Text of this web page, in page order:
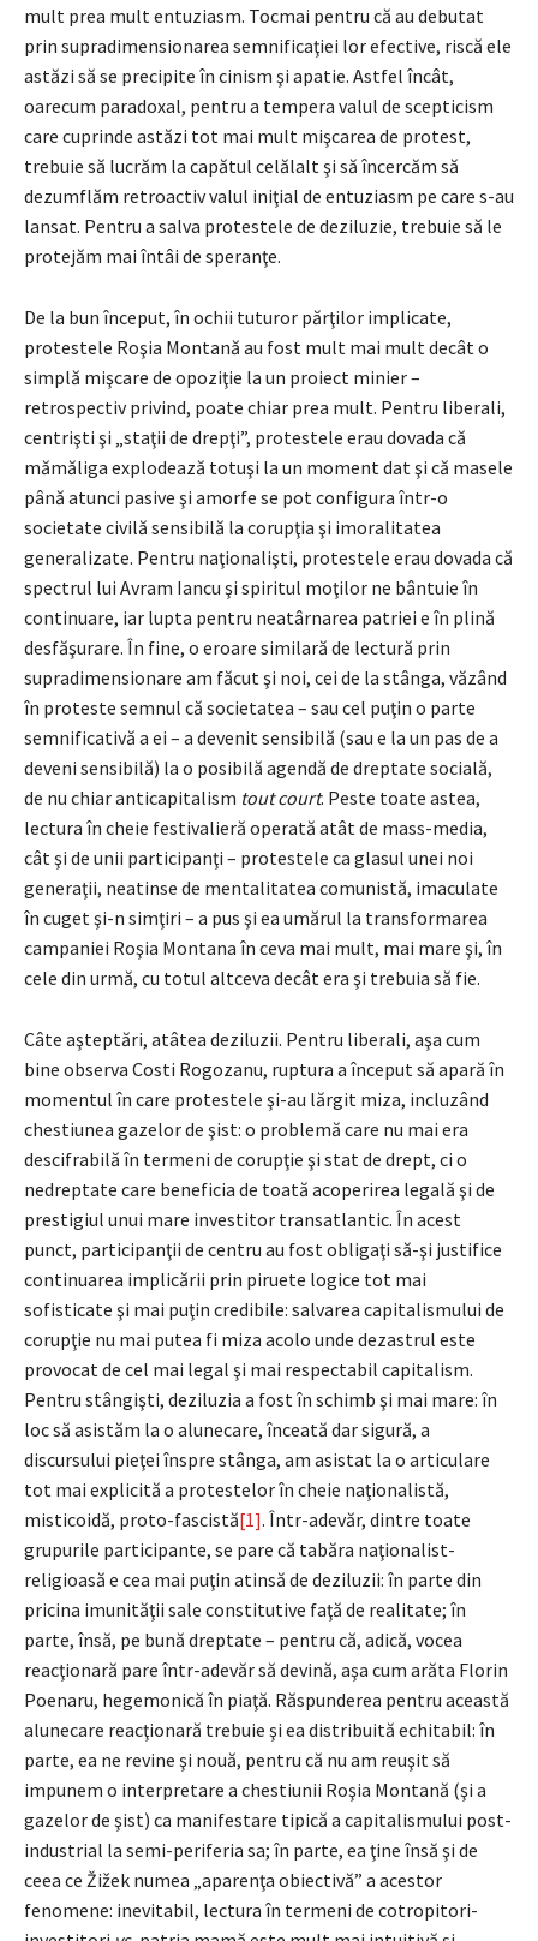
mult prea mult entuziasm. Tocmai pentru că au debutat
prin supradimensionarea semnificaţiei lor efective, riscă ele
astăzi să se precipite în cinism şi apatie. Astfel încât,
oarecum paradoxal, pentru a tempera valul de scepticism
care cuprinde astăzi tot mai mult mişcarea de protest,
trebuie să lucrăm la capătul celălalt şi să încercăm să
dezumflăm retroactiv valul iniţial de entuziasm pe care s-au
lansat. Pentru a salva protestele de deziluzie, trebuie să le
protejăm mai întâi de speranţe.
De la bun început, în ochii tuturor părţilor implicate,
protestele Roşia Montană au fost mult mai mult decât o
simplă mişcare de opoziţie la un proiect minier –
retrospectiv privind, poate chiar prea mult. Pentru liberali,
centrişti şi „staţii de drepţi”, protestele erau dovada că
mămăliga explodează totuşi la un moment dat şi că masele
până atunci pasive şi amorfe se pot configura într-o
societate civilă sensibilă la corupţia şi imoralitatea
generalizate. Pentru naţionalişti, protestele erau dovada că
spectrul lui Avram Iancu şi spiritul moţilor ne bântuie în
continuare, iar lupta pentru neatârnarea patriei e în plină
desfăşurare. În fine, o eroare similară de lectură prin
supradimensionare am făcut şi noi, cei de la stânga, văzând
în proteste semnul că societatea – sau cel puţin o parte
semnificativă a ei – a devenit sensibilă (sau e la un pas de a
deveni sensibilă) la o posibilă agendă de dreptate socială,
de nu chiar anticapitalism tout court. Peste toate astea,
lectura în cheie festivalieră operată atât de mass-media,
cât şi de unii participanţi – protestele ca glasul unei noi
generaţii, neatinse de mentalitatea comunistă, imaculate
în cuget şi-n simţiri – a pus şi ea umărul la transformarea
campaniei Roşia Montana în ceva mai mult, mai mare şi, în
cele din urmă, cu totul altceva decât era şi trebuia să fie.
Câte aşteptări, atâtea deziluzii. Pentru liberali, aşa cum
bine observa Costi Rogozanu, ruptura a început să apară în
momentul în care protestele şi-au lărgit miza, incluzând
chestiunea gazelor de şist: o problemă care nu mai era
descifrabilă în termeni de corupţie şi stat de drept, ci o
nedreptate care beneficia de toată acoperirea legală şi de
prestigiul unui mare investitor transatlantic. În acest
punct, participanţii de centru au fost obligaţi să-şi justifice
continuarea implicării prin piruete logice tot mai
sofisticate şi mai puţin credibile: salvarea capitalismului de
corupţie nu mai putea fi miza acolo unde dezastrul este
provocat de cel mai legal şi mai respectabil capitalism.
Pentru stângişti, deziluzia a fost în schimb şi mai mare: în
loc să asistăm la o alunecare, înceată dar sigură, a
discursului pieţei înspre stânga, am asistat la o articulare
tot mai explicită a protestelor în cheie naţionalistă,
misticoidă, proto-fascistă[1]. Într-adevăr, dintre toate
grupurile participante, se pare că tabăra naţionalist-
religioasă e cea mai puţin atinsă de deziluzii: în parte din
pricina imunităţii sale constitutive faţă de realitate; în
parte, însă, pe bună dreptate – pentru că, adică, vocea
reacţionară pare într-adevăr să devină, aşa cum arăta Florin
Poenaru, hegemonică în piaţă. Răspunderea pentru această
alunecare reacţionară trebuie şi ea distribuită echitabil: în
parte, ea ne revine şi nouă, pentru că nu am reuşit să
impunem o interpretare a chestiunii Roşia Montană (şi a
gazelor de şist) ca manifestare tipică a capitalismului post-
industrial la semi-periferia sa; în parte, ea ţine însă şi de
ceea ce Žižek numea „aparenţa obiectivă” a acestor
fenomene: inevitabil, lectura în termeni de cotropitori-